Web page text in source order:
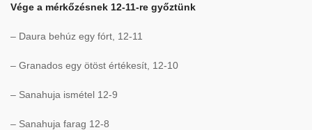
Vége a mérkőzésnek 12-11-re győztünk
– Daura behúz egy fórt, 12-11
– Granados egy ötöst értékesít, 12-10
– Sanahuja ismétel 12-9
– Sanahuja farag 12-8